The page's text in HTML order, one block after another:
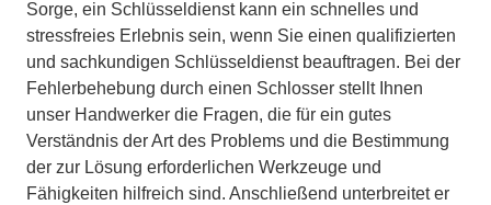
Sorge, ein Schlüsseldienst kann ein schnelles und
stressfreies Erlebnis sein, wenn Sie einen qualifizierten
und sachkundigen Schlüsseldienst beauftragen. Bei der
Fehlerbehebung durch einen Schlosser stellt Ihnen
unser Handwerker die Fragen, die für ein gutes
Verständnis der Art des Problems und die Bestimmung
der zur Lösung erforderlichen Werkzeuge und
Fähigkeiten hilfreich sind. Anschließend unterbreitet er